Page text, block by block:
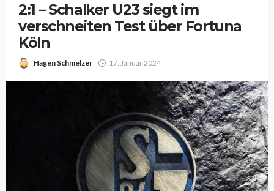
2:1 – Schalker U23 siegt im
verschneiten Test über Fortuna
Köln
Hagen Schmelzer 17. Januar 2024